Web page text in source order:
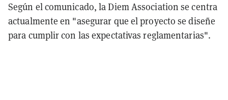
Según el comunicado, la Diem Association se centra
actualmente en "asegurar que el proyecto se diseñe
para cumplir con las expectativas reglamentarias".